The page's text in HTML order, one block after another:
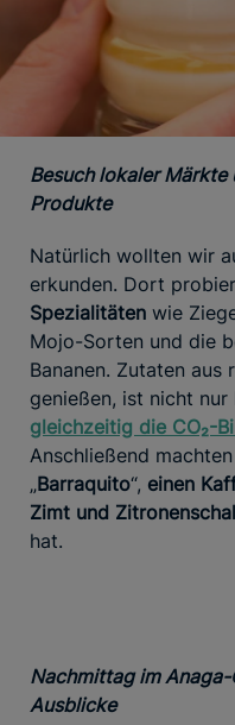
Besuch lokaler
Produkte
Natürlich wollten wir
erkunden. Dort
Spezialitäten wie
Mojo-Sorten und die
Bananen. Zutaten aus
genießen, ist nicht
gleichzeitig die CO₂-
Anschließend
„Barraquito“, einen
Zimt und
hat.
Nachmittag im Anaga-
Ausblicke